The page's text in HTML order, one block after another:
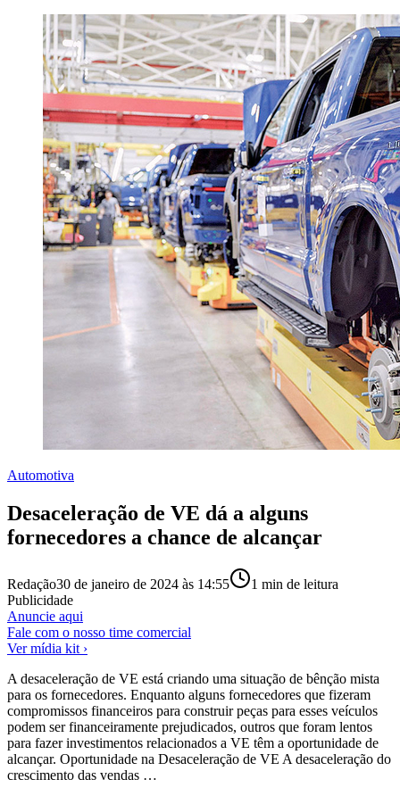
Automotiva
Desaceleração de VE dá a alguns
fornecedores a chance de alcançar
Redação30 de janeiro de 2024 às 14:55 1 min de leitura
Publicidade
Anuncie aqui
Fale com o nosso time comercial
Ver mídia kit ›
A desaceleração de VE está criando uma situação de bênção mista
para os fornecedores. Enquanto alguns fornecedores que fizeram
compromissos financeiros para construir peças para esses veículos
podem ser financeiramente prejudicados, outros que foram lentos
para fazer investimentos relacionados a VE têm a oportunidade de
alcançar. Oportunidade na Desaceleração de VE A desaceleração do
crescimento das vendas …